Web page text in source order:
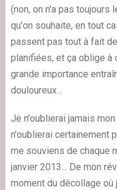
(non, on n'a pas toujours
qu'on souhaite, en tout
passent pas tout à fait
planifiées, et ça oblige à
grande importance
douloureux...
Je n'oublierai jamais
n'oublierai certainement
me souviens de chaque
janvier 2013... De mon
moment du décollage où